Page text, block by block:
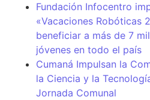
Fundación Infocentro
«Vacaciones Robóticas
beneficiar a más de 7
jóvenes en todo el país
Cumaná Impulsan la
la Ciencia y la
Jornada Comunal